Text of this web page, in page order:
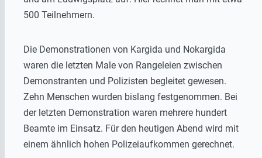
500 Teilnehmern.
Die Demonstrationen von Kargida und Nokargida
waren die letzten Male von Rangeleien zwischen
Demonstranten und Polizisten begleitet gewesen.
Zehn Menschen wurden bislang festgenommen. Bei
der letzten Demonstration waren mehrere hundert
Beamte im Einsatz. Für den heutigen Abend wird mit
einem ähnlich hohen Polizeiaufkommen gerechnet.